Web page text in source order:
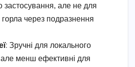
застосування, але не для
через подразнення
: Зручні для локального
менш ефективні для